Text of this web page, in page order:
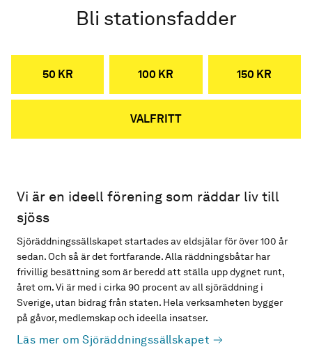
Bli stationsfadder
50 KR 100 KR 150 KR
VALFRITT
Vi är en ideell förening som räddar liv till
sjöss
Sjöräddningssällskapet startades av eldsjälar för över 100 år
sedan. Och så är det fortfarande. Alla räddningsbåtar har
frivillig besättning som är beredd att ställa upp dygnet runt,
året om. Vi är med i cirka 90 procent av all sjöräddning i
Sverige, utan bidrag från staten. Hela verksamheten bygger
på gåvor, medlemskap och ideella insatser.
Läs mer om Sjöräddningssällskapet